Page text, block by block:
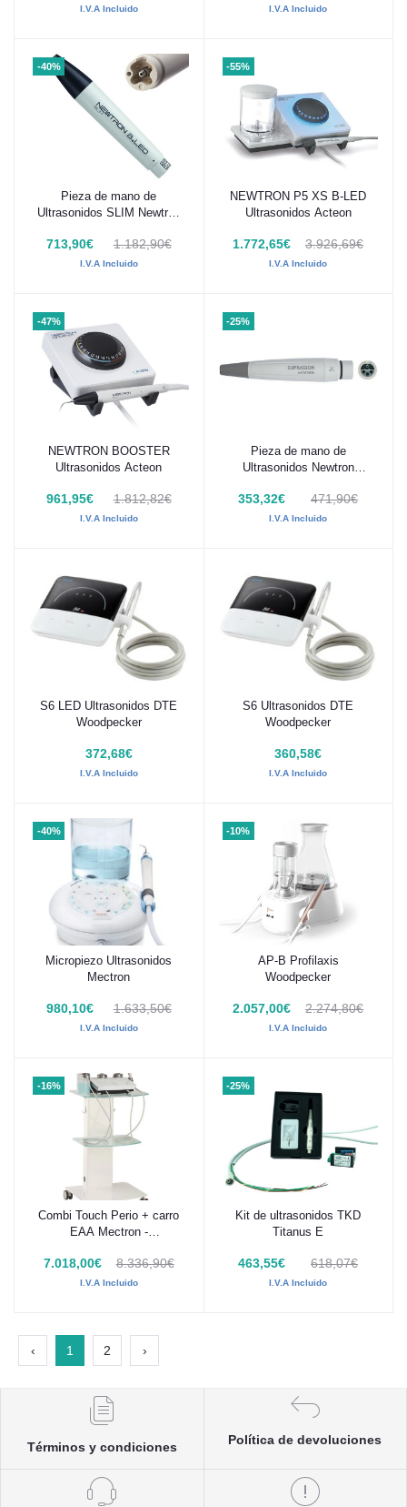
I.V.A Incluido I.V.A Incluido
-40%
Añadir al carrito
Pieza de mano de
Ultrasonidos SLIM Newtron
713,90€ 1.182,90€
I.V.A Incluido
-55%
Añadir al carrito
NEWTRON P5 XS B-LED
Ultrasonidos Acteon
1.772,65€ 3.926,69€
I.V.A Incluido
-47%
Añadir al carrito
NEWTRON BOOSTER
Ultrasonidos Acteon
961,95€ 1.812,82€
I.V.A Incluido
-25%
Añadir al carrito
Pieza de mano de
Ultrasonidos Newtron
353,32€ 471,90€
I.V.A Incluido
Añadir al carrito
S6 LED Ultrasonidos DTE
Woodpecker
372,68€
I.V.A Incluido
Añadir al carrito
S6 Ultrasonidos DTE
Woodpecker
360,58€
I.V.A Incluido
-40%
Añadir al carrito
Micropiezo Ultrasonidos
Mectron
980,10€ 1.633,50€
I.V.A Incluido
-10%
Añadir al carrito
AP-B Profilaxis
Woodpecker
2.057,00€ 2.274,80€
I.V.A Incluido
-16%
Añadir al carrito
Combi Touch Perio + carro
EAA Mectron -
7.018,00€ 8.336,90€
I.V.A Incluido
-25%
Añadir al carrito
Kit de ultrasonidos TKD
Titanus E
463,55€ 618,07€
I.V.A Incluido
‹ 1 2 ›
Términos y condiciones
Política de devoluciones